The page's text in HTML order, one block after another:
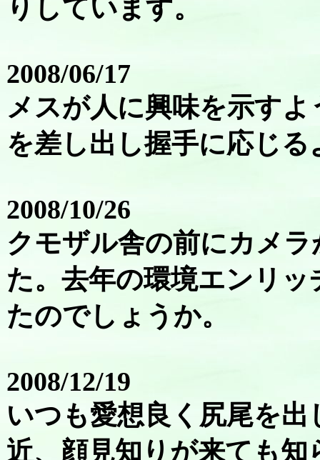
りしています。
2008/06/17
メスが人に興味を示す
を差し出し握手に応じ
2008/10/26
クモザル舎の前にカメ
た。去年の環境エンリ
たのでしょうか。
2008/12/19
いつも愛想良く尻尾を
近、顔見知りが来ても